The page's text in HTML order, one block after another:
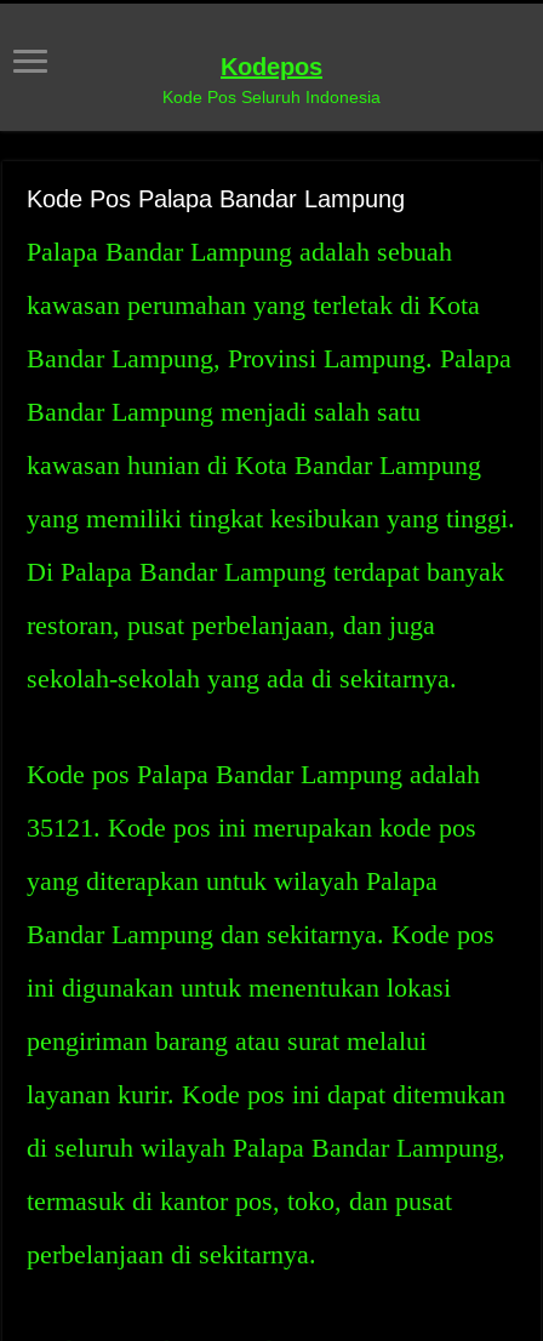
Kodepos
Kode Pos Seluruh Indonesia
Kode Pos Palapa Bandar Lampung
Palapa Bandar Lampung adalah sebuah
kawasan perumahan yang terletak di Kota
Bandar Lampung, Provinsi Lampung. Palapa
Bandar Lampung menjadi salah satu
kawasan hunian di Kota Bandar Lampung
yang memiliki tingkat kesibukan yang tinggi.
Di Palapa Bandar Lampung terdapat banyak
restoran, pusat perbelanjaan, dan juga
sekolah-sekolah yang ada di sekitarnya.
Kode pos Palapa Bandar Lampung adalah
35121. Kode pos ini merupakan kode pos
yang diterapkan untuk wilayah Palapa
Bandar Lampung dan sekitarnya. Kode pos
ini digunakan untuk menentukan lokasi
pengiriman barang atau surat melalui
layanan kurir. Kode pos ini dapat ditemukan
di seluruh wilayah Palapa Bandar Lampung,
termasuk di kantor pos, toko, dan pusat
perbelanjaan di sekitarnya.